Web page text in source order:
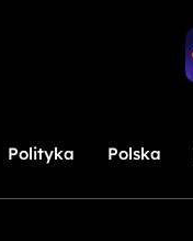
Polityka Polska